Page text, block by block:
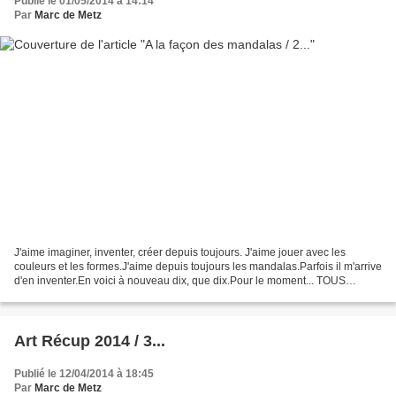
Par Marc de Metz
J'aime imaginer, inventer, créer depuis toujours. J'aime jouer avec les
couleurs et les formes.J'aime depuis toujours les mandalas.Parfois il m'arrive
d'en inventer.En voici à nouveau dix, que dix.Pour le moment... TOUS
Art Récup 2014 / 3...
Publié le 12/04/2014 à 18:45
Par Marc de Metz